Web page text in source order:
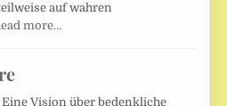
auf wahren
more…
Eine Vision über bedenkliche